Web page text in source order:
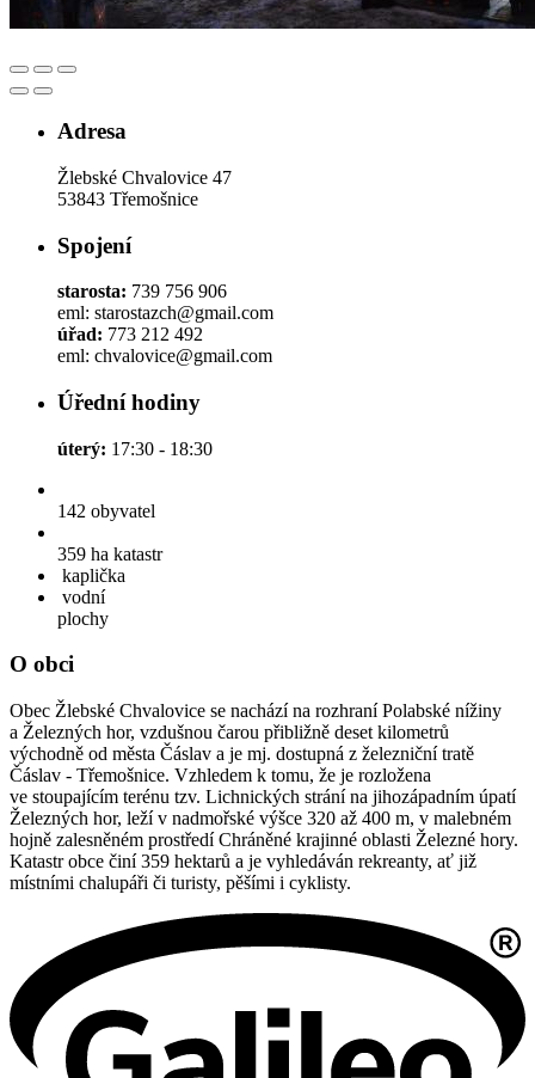
Adresa
Žlebské Chvalovice 47
53843 Třemošnice
Spojení
starosta: 739 756 906
eml: starostazch@gmail.com
úřad: 773 212 492
eml: chvalovice@gmail.com
Úřední hodiny
úterý: 17:30 - 18:30
142 obyvatel
359 ha katastr
kaplička
vodní
plochy
O obci
Obec Žlebské Chvalovice se nachází na rozhraní Polabské nížiny
a Železných hor, vzdušnou čarou přibližně deset kilometrů
východně od města Čáslav a je mj. dostupná z železniční tratě
Čáslav - Třemošnice. Vzhledem k tomu, že je rozložena
ve stoupajícím terénu tzv. Lichnických strání na jihozápadním úpatí
Železných hor, leží v nadmořské výšce 320 až 400 m, v malebném
hojně zalesněném prostředí Chráněné krajinné oblasti Železné hory.
Katastr obce činí 359 hektarů a je vyhledáván rekreanty, ať již
místními chalupáři či turisty, pěšími i cyklisty.